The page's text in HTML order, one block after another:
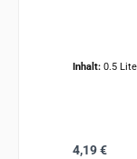
Inhalt: 0.5
Regulärer
4,19 €